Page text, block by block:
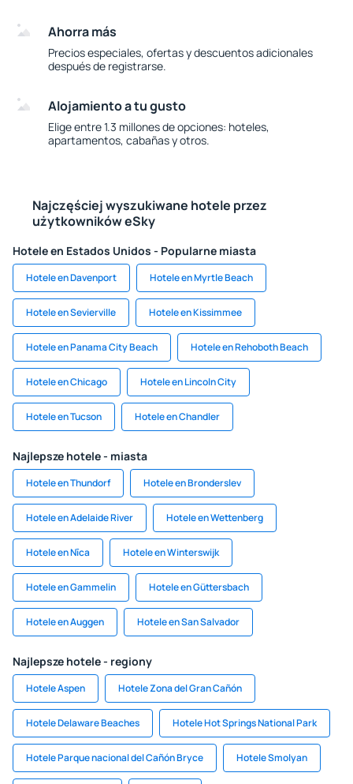
Ahorra más
Precios especiales, ofertas y descuentos adicionales
después de registrarse.
Alojamiento a tu gusto
Elige entre 1.3 millones de opciones: hoteles,
apartamentos, cabañas y otros.
Najczęściej wyszukiwane hotele przez
użytkowników eSky
Hotele en Estados Unidos - Popularne miasta
Hotele en Davenport Hotele en Myrtle Beach
Hotele en Sevierville Hotele en Kissimmee
Hotele en Panama City Beach Hotele en Rehoboth Beach
Hotele en Chicago Hotele en Lincoln City
Hotele en Tucson Hotele en Chandler
Najlepsze hotele - miasta
Hotele en Thundorf Hotele en Bronderslev
Hotele en Adelaide River Hotele en Wettenberg
Hotele en Nīca Hotele en Winterswijk
Hotele en Gammelin Hotele en Güttersbach
Hotele en Auggen Hotele en San Salvador
Najlepsze hotele - regiony
Hotele Aspen Hotele Zona del Gran Cañón
Hotele Delaware Beaches Hotele Hot Springs National Park
Hotele Parque nacional del Cañón Bryce Hotele Smolyan